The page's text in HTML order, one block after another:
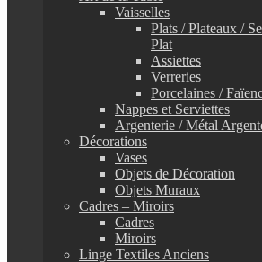
Vaisselles
Plats / Plateaux /
Plat
Assiettes
Verreries
Porcelaines /
Nappes et Serviettes
Argenterie / Métal
Décorations
Vases
Objets de Décoration
Objets Muraux
Cadres – Miroirs
Cadres
Miroirs
Linge Textiles Anciens